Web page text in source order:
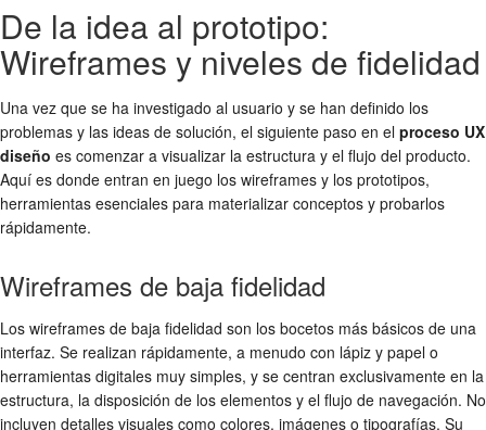
De la idea al prototipo:
Wireframes y niveles de fidelidad
Una vez que se ha investigado al usuario y se han definido los
problemas y las ideas de solución, el siguiente paso en el proceso UX
diseño es comenzar a visualizar la estructura y el flujo del producto.
Aquí es donde entran en juego los wireframes y los prototipos,
herramientas esenciales para materializar conceptos y probarlos
rápidamente.
Wireframes de baja fidelidad
Los wireframes de baja fidelidad son los bocetos más básicos de una
interfaz. Se realizan rápidamente, a menudo con lápiz y papel o
herramientas digitales muy simples, y se centran exclusivamente en la
estructura, la disposición de los elementos y el flujo de navegación. No
incluyen detalles visuales como colores, imágenes o tipografías. Su